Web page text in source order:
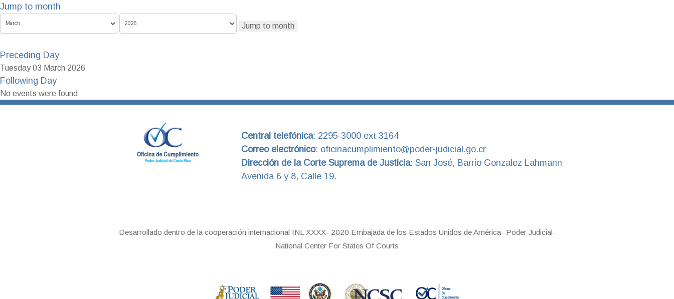
Jump to month
Jump to month
Preceding Day
Tuesday 03 March 2026
Following Day
No events were found
Central telefónica: 2295-3000 ext 3164
Correo electrónico: oficinacumplimiento@poder-judicial.go.cr
Dirección de la Corte Suprema de Justicia: San José, Barrio Gonzalez Lahmann
Avenida 6 y 8, Calle 19.
Desarrollado dentro de la cooperación internacional INL XXXX- 2020 Embajada de los Estados Unidos de América- Poder Judicial-
National Center For States Of Courts